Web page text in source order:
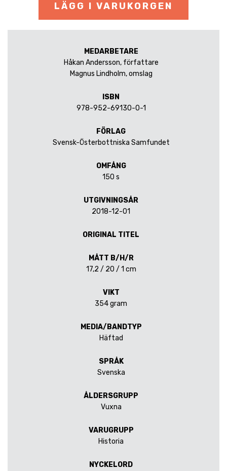
LÄGG I VARUKORGEN
MEDARBETARE
Håkan Andersson, författare
Magnus Lindholm, omslag
ISBN
978-952-69130-0-1
FÖRLAG
Svensk-Österbottniska Samfundet
OMFÅNG
150 s
UTGIVNINGSÅR
2018-12-01
ORIGINAL TITEL
MÅTT B/H/R
17,2 / 20 / 1 cm
VIKT
354 gram
MEDIA/BANDTYP
Häftad
SPRÅK
Svenska
ÅLDERSGRUPP
Vuxna
VARUGRUPP
Historia
NYCKELORD